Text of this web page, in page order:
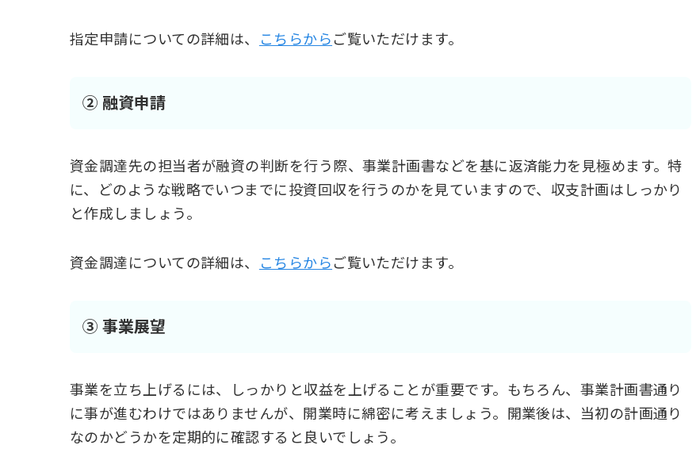
指定申請についての詳細は、 こちらからご覧いただけます。
② 融資申請
資金調達先の担当者が融資の判断を行う際、事業計画書などを基に返済能力を見極めます。特
に、どのような戦略でいつまでに投資回収を行うのかを見ていますので、収支計画はしっかり
と作成しましょう。
資金調達についての詳細は、 こちらからご覧いただけます。
③ 事業展望
事業を立ち上げるには、しっかりと収益を上げることが重要です。もちろん、事業計画書通り
に事が進むわけではありませんが、開業時に綿密に考えましょう。開業後は、当初の計画通り
なのかどうかを定期的に確認すると良いでしょう。